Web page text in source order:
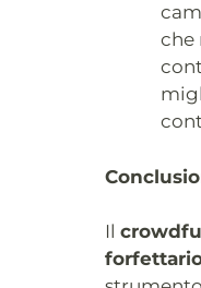
che
Il